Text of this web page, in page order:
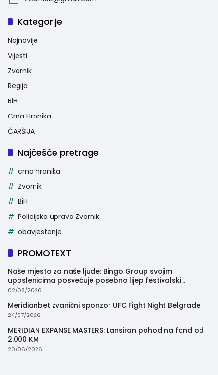
Kategorije
Najnovije
Vijesti
Zvornik
Regija
BiH
Crna Hronika
ČARŠIJA
Najčešće pretrage
crna hronika
Zvornik
BiH
Policijska uprava Zvornik
obavjestenje
PROMOTEXT
Naše mjesto za naše ljude: Bingo Group svojim
uposlenicima posvećuje posebno lijep festivalski
trenutak
02/08/2026
Meridianbet zvanični sponzor UFC Fight Night Belgrade
24/07/2026
MERIDIAN EXPANSE MASTERS: Lansiran pohod na fond od
2.000 KM
20/06/2026